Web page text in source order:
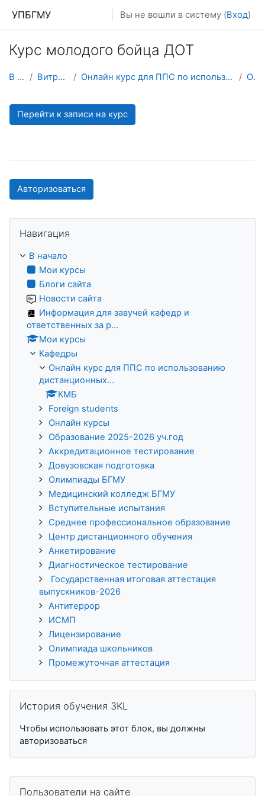
УПБГМУ Вы не вошли в систему (Вход)
Курс молодого бойца ДОТ
В начало Витрина курсов 3KL Онлайн курс для ППС по использованию дистанционных образовательных технологий О курсе
Перейти к записи на курс
Авторизоваться
Навигация
В начало
Мои курсы
Блоги сайта
Новости сайта
Информация для завучей кафедр и
ответственных за р...
Мои курсы
Кафедры
Онлайн курс для ППС по использованию
дистанционных...
КМБ
Foreign students
Онлайн курсы
Образование 2025-2026 уч.год
Аккредитационное тестирование
Довузовская подготовка
Олимпиады БГМУ
Медицинский колледж БГМУ
Вступительные испытания
Среднее профессиональное образование
Центр дистанционного обучения
Анкетирование
Диагностическое тестирование
Государственная итоговая аттестация
выпускников-2026
Антитеррор
ИСМП
Лицензирование
Олимпиада школьников
Промежуточная аттестация
История обучения 3KL
Чтобы использовать этот блок, вы должны
авторизоваться
Пользователи на сайте